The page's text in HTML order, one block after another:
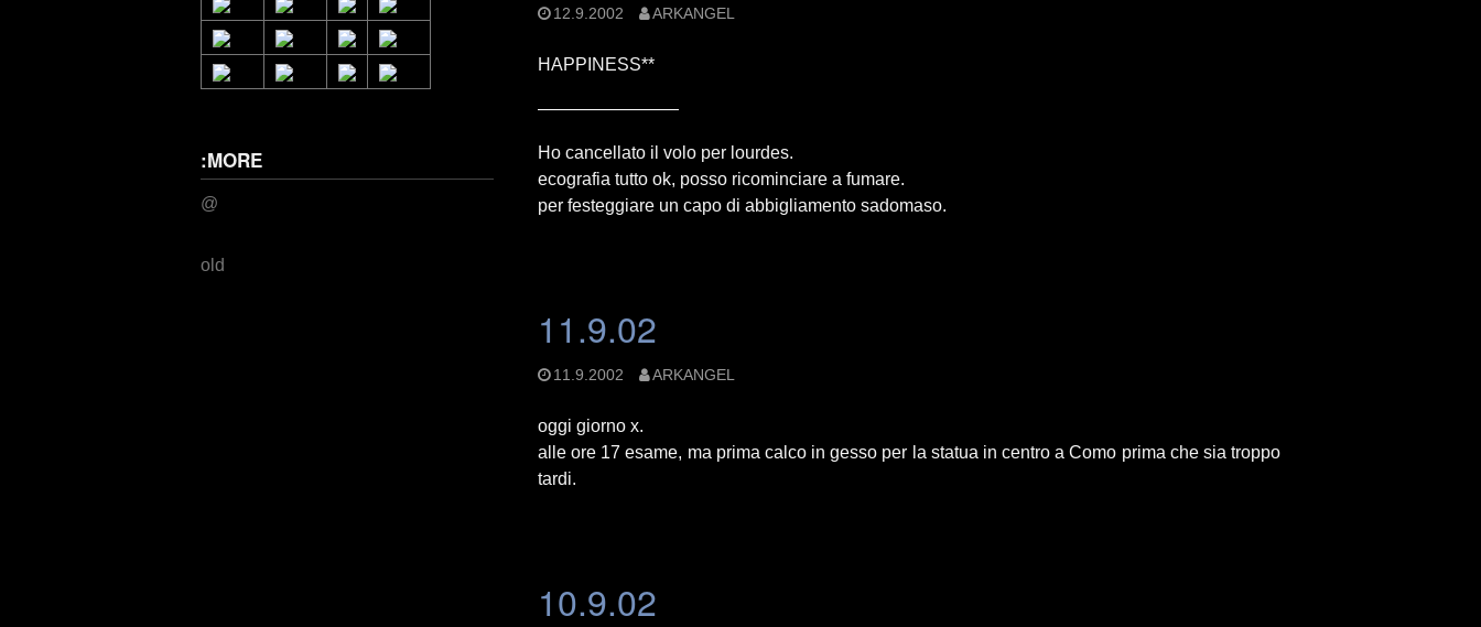
12.9.2002 ARKANGEL
HAPPINESS**
————————
Ho cancellato il volo per lourdes.
ecografia tutto ok, posso ricominciare a fumare.
per festeggiare un capo di abbigliamento sadomaso.
11.9.02
11.9.2002 ARKANGEL
oggi giorno x.
alle ore 17 esame, ma prima calco in gesso per la statua in centro a Como prima che sia troppo
tardi.
10.9.02
:MORE
@
old